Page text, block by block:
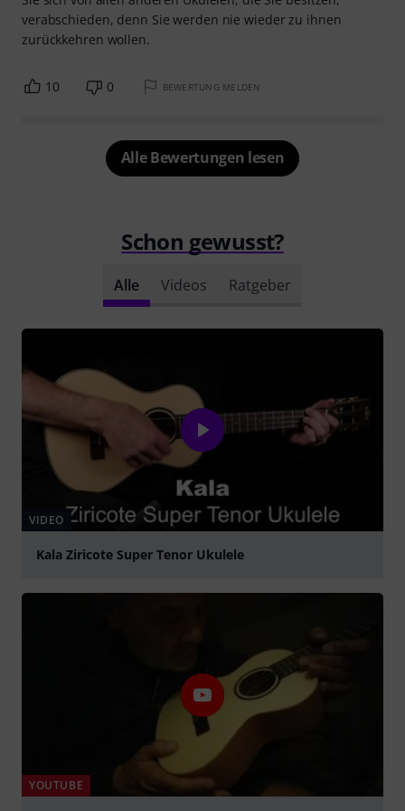
verabschieden, denn Sie werden nie wieder zu ihnen
zurückkehren wollen.
10 0 BEWERTUNG MELDEN
Alle Bewertungen lesen
Schon gewusst?
Alle Videos Ratgeber
VIDEO
Kala Ziricote Super Tenor Ukulele
YOUTUBE